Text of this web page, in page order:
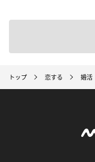
トップ 恋する 婚活